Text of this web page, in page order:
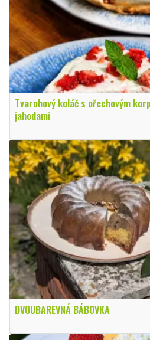
Tvarohový koláč s ořechovým
jahodami
DVOUBAREVNÁ BÁBOVKA